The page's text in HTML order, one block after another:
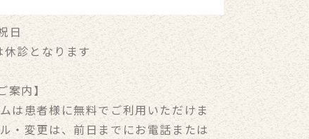
日
診となります
案内】
は患者様に無料でご利用いただけま
・変更は、前日までにお電話または